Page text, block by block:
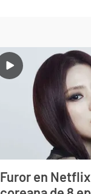
Furor en